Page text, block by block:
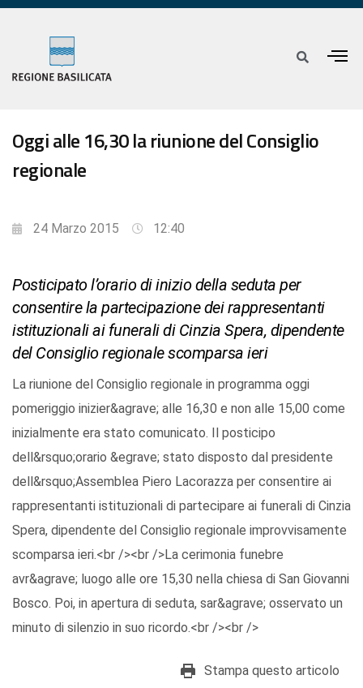
Oggi alle 16,30 la riunione del Consiglio
regionale
24 Marzo 2015 12:40
Posticipato l’orario di inizio della seduta per
consentire la partecipazione dei rappresentanti
istituzionali ai funerali di Cinzia Spera, dipendente
del Consiglio regionale scomparsa ieri
La riunione del Consiglio regionale in programma oggi
pomeriggio inizier&agrave; alle 16,30 e non alle 15,00 come
inizialmente era stato comunicato. Il posticipo
dell&rsquo;orario &egrave; stato disposto dal presidente
dell&rsquo;Assemblea Piero Lacorazza per consentire ai
rappresentanti istituzionali di partecipare ai funerali di Cinzia
Spera, dipendente del Consiglio regionale improvvisamente
scomparsa ieri.<br /><br />La cerimonia funebre
avr&agrave; luogo alle ore 15,30 nella chiesa di San Giovanni
Bosco. Poi, in apertura di seduta, sar&agrave; osservato un
minuto di silenzio in suo ricordo.<br /><br />
Stampa questo articolo